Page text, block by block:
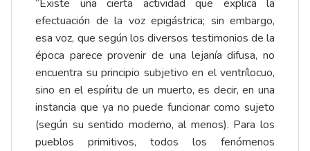
“Existe una cierta actividad que explica la
efectuación de la voz epigástrica; sin embargo,
esa voz, que según los diversos testimonios de la
época parece provenir de una lejanía difusa, no
encuentra su principio subjetivo en el ventrílocuo,
sino en el espíritu de un muerto, es decir, en una
instancia que ya no puede funcionar como sujeto
(según su sentido moderno, al menos). Para los
pueblos primitivos, todos los fenómenos